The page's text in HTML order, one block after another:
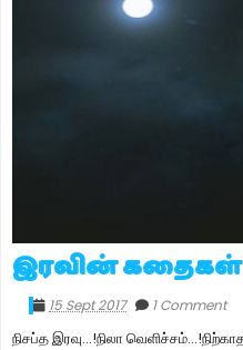
இரவின் கதைகள்
15 Sept 2017 1 Comment
நிசப்த இரவு...!நிலா